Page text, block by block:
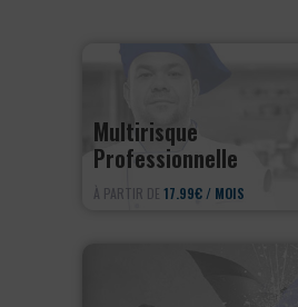
Multirisque
Professionnelle
À PARTIR DE 17.99€ / MOIS